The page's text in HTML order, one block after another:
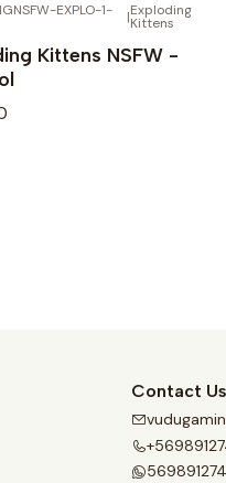
See details
OUT OF STOCK
EXPLO-1- |Exploding
Kittens
Kittens NSFW -
Contact Us